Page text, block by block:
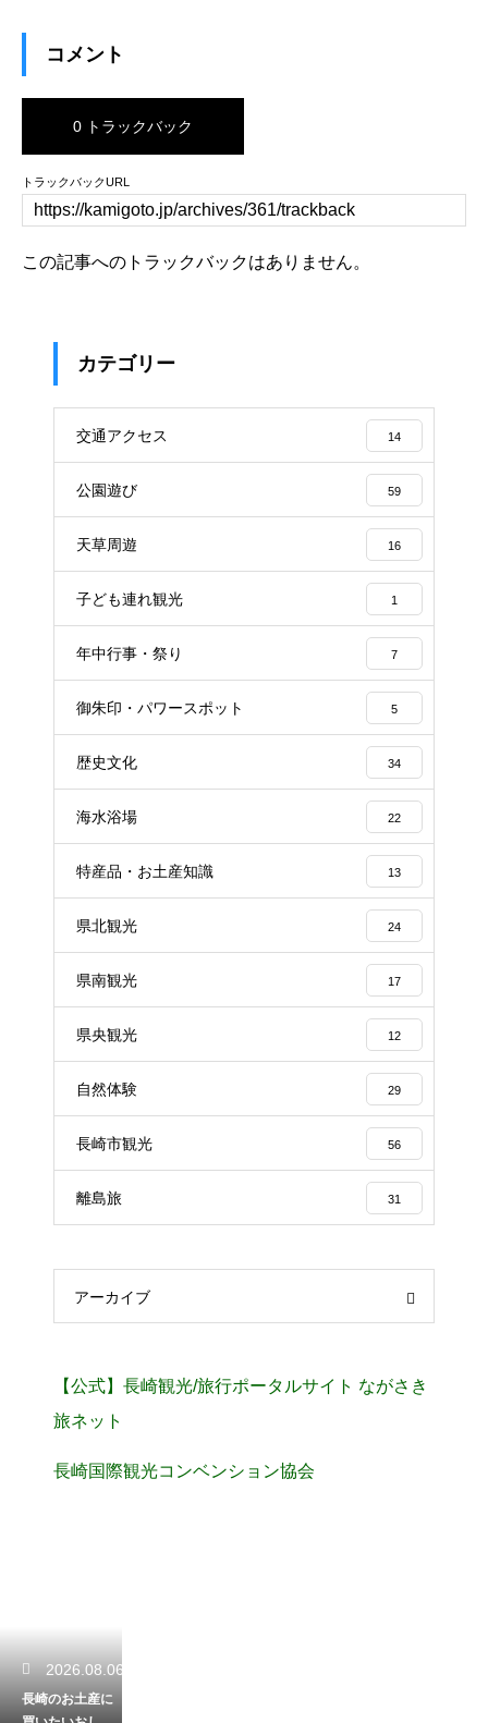
コメント
0 トラックバック
トラックバックURL
この記事へのトラックバックはありません。
カテゴリー
交通アクセス 14
公園遊び 59
天草周遊 16
子ども連れ観光 1
年中行事・祭り 7
御朱印・パワースポット 5
歴史文化 34
海水浴場 22
特産品・お土産知識 13
県北観光 24
県南観光 17
県央観光 12
自然体験 29
長崎市観光 56
離島旅 31
アーカイブ
【公式】長崎観光/旅行ポータルサイト ながさき
旅ネット
長崎国際観光コンベンション協会
2026.08.06
長崎のお土産に